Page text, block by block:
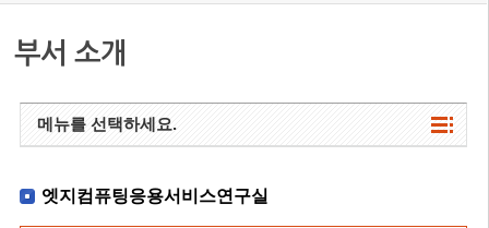
부서 소개
메뉴를 선택하세요.
엣지컴퓨팅응용서비스연구실